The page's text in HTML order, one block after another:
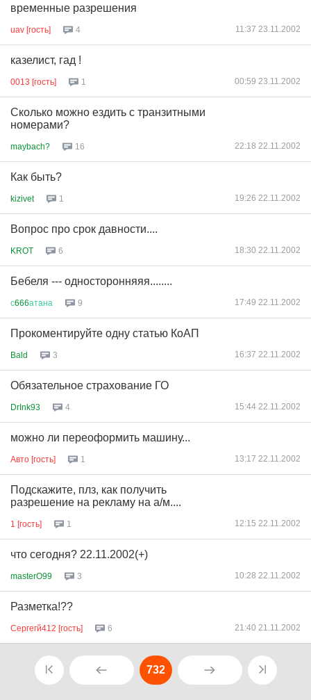
временные разрешения
uav [гость] 4 11:37 23.11.2002
казелист, гад !
0013 [гость] 1 00:59 23.11.2002
Сколько можно ездить с транзитными
номерами?
maybach? 16 22:18 22.11.2002
Как быть?
kizivet 1 19:26 22.11.2002
Вопрос про срок давности....
KROT 6 18:30 22.11.2002
Бебеля --- односторонняяя........
с666атана 9 17:49 22.11.2002
Прокоментируйте одну статью КоАП
Bald 3 16:37 22.11.2002
Обязательное страхование ГО
DrInk93 4 15:44 22.11.2002
можно ли переоформить машину...
Авто [гость] 1 13:17 22.11.2002
Подскажите, плз, как получить
разрешение на рекламу на а/м....
1 [гость] 1 12:15 22.11.2002
что сегодня? 22.11.2002(+)
masterO99 3 10:28 22.11.2002
Разметка!??
Сергегй412 [гость] 6 21:40 21.11.2002
732